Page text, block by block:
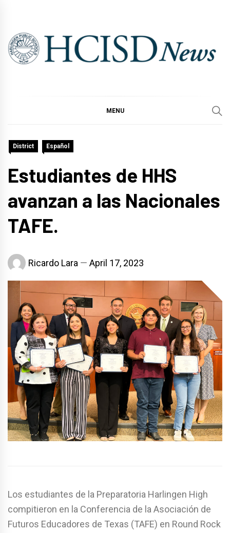
content
MENU
District Español
Estudiantes de HHS
avanzan a las Nacionales
TAFE.
Ricardo Lara April 17, 2023
Los estudiantes de la Preparatoria Harlingen High
compitieron en la Conferencia de la Asociación de
Futuros Educadores de Texas (TAFE) en Round Rock